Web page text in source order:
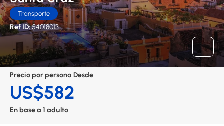
Transporte
Ref ID:54018013
Precio por persona Desde
US$582
En base a 1 adulto